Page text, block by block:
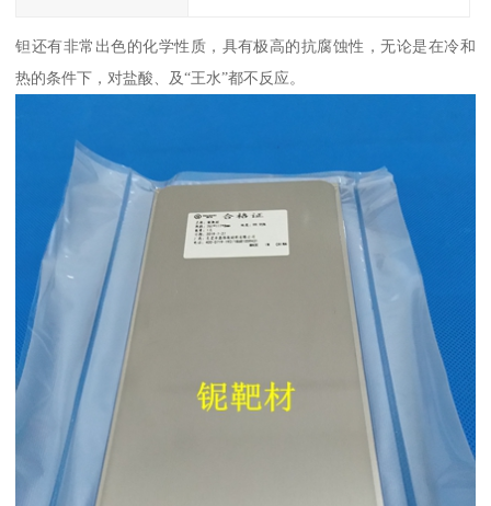
钽还有非常出色的化学性质，具有极高的抗腐蚀性，无论是在冷和
热的条件下，对盐酸、及“王水”都不反应。